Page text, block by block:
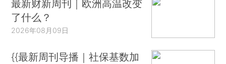
最新财新周刊｜欧洲高温改变
了什么？
2026年08月09日
{{最新周刊导播｜社保基数加